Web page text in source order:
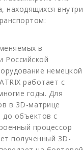
находящихся внутри
в
Российской
немецкой
работает с
годы. Для
в 3D-матрице
до объектов с
процессор
полученный 3D-